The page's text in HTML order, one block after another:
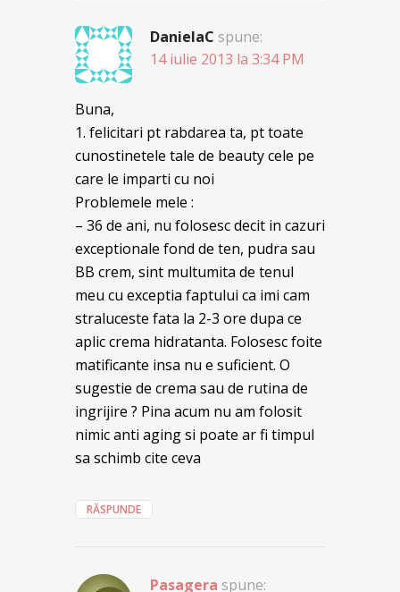
DanielaC spune:
14 iulie 2013 la 3:34 PM
Buna,
1. felicitari pt rabdarea ta, pt toate
cunostinetele tale de beauty cele pe
care le imparti cu noi
Problemele mele :
– 36 de ani, nu folosesc decit in cazuri
exceptionale fond de ten, pudra sau
BB crem, sint multumita de tenul
meu cu exceptia faptului ca imi cam
straluceste fata la 2-3 ore dupa ce
aplic crema hidratanta. Folosesc foite
matificante insa nu e suficient. O
sugestie de crema sau de rutina de
ingrijire ? Pina acum nu am folosit
nimic anti aging si poate ar fi timpul
sa schimb cite ceva
RĂSPUNDE
Pasagera spune: